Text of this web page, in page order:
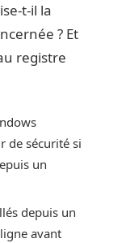
t-il la
? Et
registre
de sécurité si
un
depuis un
avant